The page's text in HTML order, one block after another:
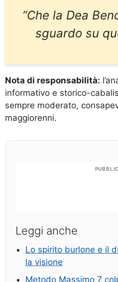
“Che la Dea
sguardo su
Nota di responsabilità:
informativo e storico-
sempre moderato,
maggiorenni.
Leggi anche
Lo spirito burlone e il
la visione
Metodo Massimo 7